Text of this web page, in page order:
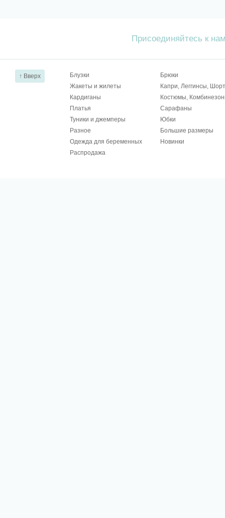
Присоединяйтесь к
↑ Вверх Блузки
Брюки
Жакеты и жилеты
Капри, Леггинсы,
Кардиганы
Костюмы,
Платья
Сарафаны
Туники и джемперы
Юбки
Разное
Большие размеры
Одежда для беременных
Новинки
Распродажа